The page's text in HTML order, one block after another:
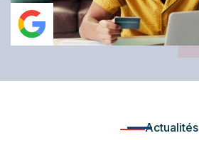
Actualités